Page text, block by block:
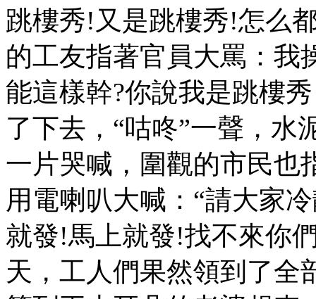
跳樓秀!又是跳樓秀!怎么
的工友指著官員大罵：我
能這樣幹?你說我是跳樓
了下去，“咕咚”一聲，水
一片哭喊，圍觀的市民也
用電喇叭大喊：“請大家
就發!馬上就發!找不來你
天，工人們果然領到了全